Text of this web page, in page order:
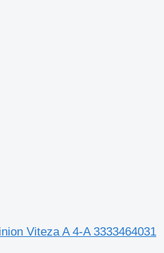
Viteza A 4-A 3333464031